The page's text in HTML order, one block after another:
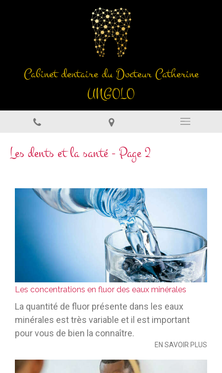
Cabinet dentaire du Docteur Catherine
UNGOLO
Les dents et la santé - Page 2
Les concentrations en fluor des eaux minérales
La quantité de fluor présente dans les eaux
minérales est très variable et il est important
pour vous de bien la connaître.
EN SAVOIR PLUS